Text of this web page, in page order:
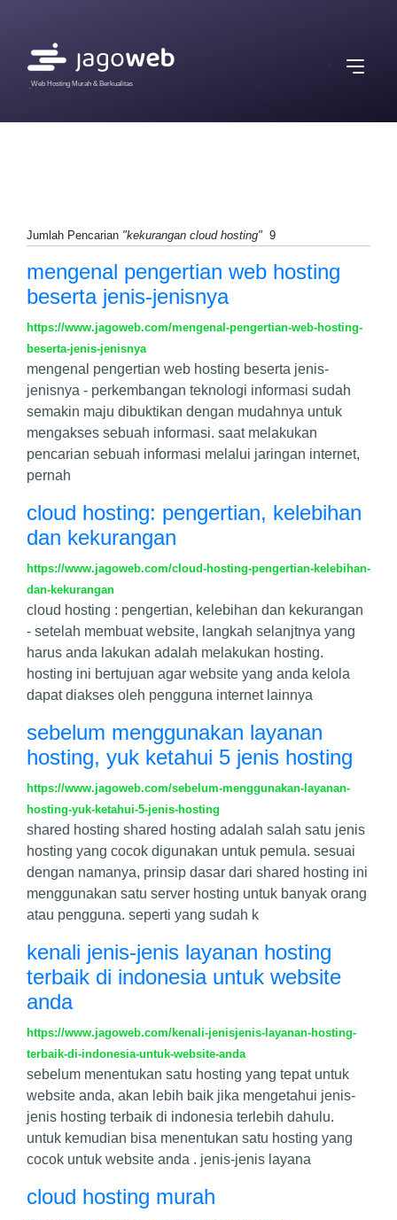
Web Hosting Murah & Berkualitas
Jumlah Pencarian "kekurangan cloud hosting" 9
mengenal pengertian web hosting
beserta jenis-jenisnya
https://www.jagoweb.com/mengenal-pengertian-web-hosting-
beserta-jenis-jenisnya
mengenal pengertian web hosting beserta jenis-
jenisnya - perkembangan teknologi informasi sudah
semakin maju dibuktikan dengan mudahnya untuk
mengakses sebuah informasi. saat melakukan
pencarian sebuah informasi melalui jaringan internet,
pernah
cloud hosting: pengertian, kelebihan
dan kekurangan
https://www.jagoweb.com/cloud-hosting-pengertian-kelebihan-
dan-kekurangan
cloud hosting : pengertian, kelebihan dan kekurangan
- setelah membuat website, langkah selanjtnya yang
harus anda lakukan adalah melakukan hosting.
hosting ini bertujuan agar website yang anda kelola
dapat diakses oleh pengguna internet lainnya
sebelum menggunakan layanan
hosting, yuk ketahui 5 jenis hosting
https://www.jagoweb.com/sebelum-menggunakan-layanan-
hosting-yuk-ketahui-5-jenis-hosting
shared hosting shared hosting adalah salah satu jenis
hosting yang cocok digunakan untuk pemula. sesuai
dengan namanya, prinsip dasar dari shared hosting ini
menggunakan satu server hosting untuk banyak orang
atau pengguna. seperti yang sudah k
kenali jenis-jenis layanan hosting
terbaik di indonesia untuk website
anda
https://www.jagoweb.com/kenali-jenisjenis-layanan-hosting-
terbaik-di-indonesia-untuk-website-anda
sebelum menentukan satu hosting yang tepat untuk
website anda, akan lebih baik jika mengetahui jenis-
jenis hosting terbaik di indonesia terlebih dahulu.
untuk kemudian bisa menentukan satu hosting yang
cocok untuk website anda . jenis-jenis layana
cloud hosting murah